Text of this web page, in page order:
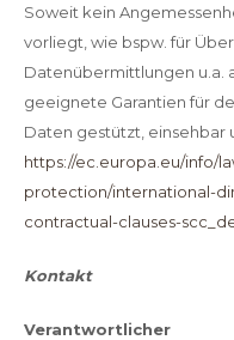
Soweit kein
vorliegt, wie bspw. für
Datenübermittlungen u.a.
geeignete Garantien für
Daten gestützt, einsehbar
https://ec.europa.eu/info/
protection/international-
contractual-clauses-
Kontakt
Verantwortlicher